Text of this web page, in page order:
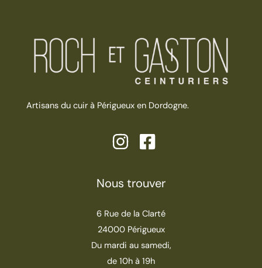
Artisans du cuir à Périgueux en Dordogne.
Nous trouver
6 Rue de la Clarté
24000 Périgueux
Du mardi au samedi,
de 10h à 19h